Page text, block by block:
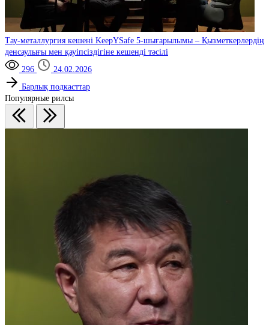
Тау-металлургия кешені KeepYSafe 5-шығарылымы – Қызметкерлердің
денсаулығы мен қауіпсіздігіне кешенді тәсілі
296
24.02.2026
Барлық подкасттар
Популярные рилсы